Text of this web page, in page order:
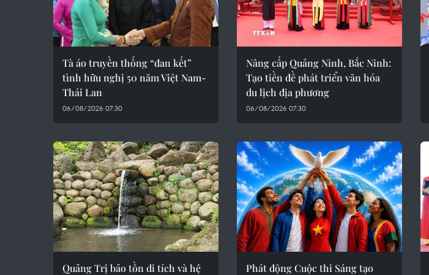
Tà áo truyền thống “đan kết”
tình hữu nghị 50 năm Việt Nam-
Thái Lan
06/08/2026 07:30
Nâng cấp Quảng Ninh, Bắc Ninh:
Tạo tiền đề phát triển văn hóa
du lịch địa phương
06/08/2026 07:30
Quảng Trị bảo tồn di tích và hệ
Phát động Cuộc thi Sáng tạo